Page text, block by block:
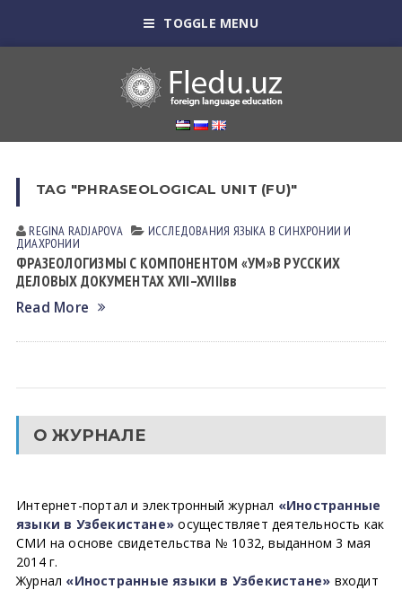
TOGGLE MENU
TAG "PHRASEOLOGICAL UNIT (FU)"
REGINA RАDJАPOVА ИССЛЕДОВАНИЯ ЯЗЫКА В СИНХРОНИИ И
ДИАХРОНИИ
ФРАЗЕОЛОГИЗМЫ С КОМПОНЕНТОМ «УМ»В РУССКИХ
ДЕЛОВЫХ ДОКУМЕНТАХ XVII–XVIIIвв
Read More
О ЖУРНАЛЕ
Интернет-портал и электронный журнал «Иностранные
языки в Узбекистане» осуществляет деятельность как
СМИ на основе свидетельства № 1032, выданном 3 мая
2014 г.
Журнал «Иностранные языки в Узбекистане» входит